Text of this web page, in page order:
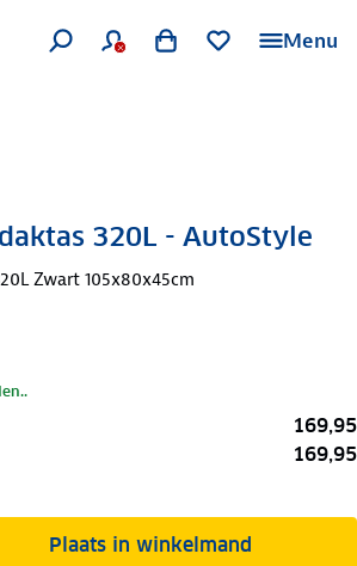
Menu
320L - AutoStyle
Zwart 105x80x45cm
169,95
169,95
Plaats in winkelmand